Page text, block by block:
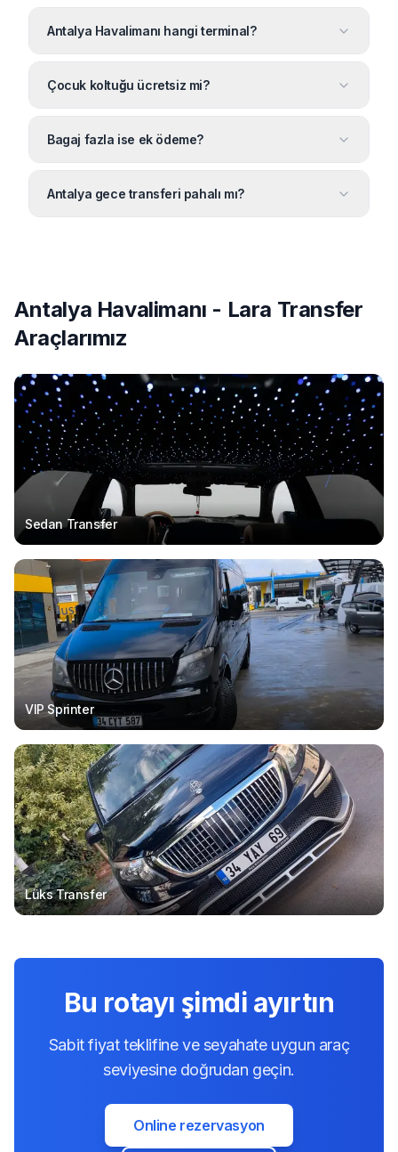
Antalya Havalimanı hangi terminal?
Çocuk koltuğu ücretsiz mi?
Bagaj fazla ise ek ödeme?
Antalya gece transferi pahalı mı?
Antalya Havalimanı - Lara Transfer
Araçlarımız
Sedan Transfer
VIP Sprinter
Lüks Transfer
Bu rotayı şimdi ayırtın
Sabit fiyat teklifine ve seyahate uygun araç
seviyesine doğrudan geçin.
Online rezervasyon